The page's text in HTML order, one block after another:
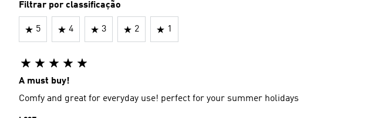
Filtrar por classificação
5 4 3 2 1
A must buy!
Comfy and great for everyday use! perfect for your summer holidays